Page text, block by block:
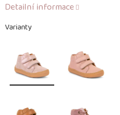
Varianty
Detailní informace